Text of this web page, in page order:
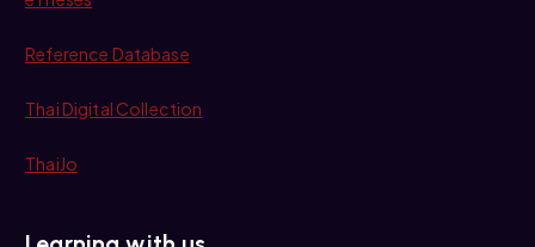
Reference Database
Thai Digital Collection
ThaiJo